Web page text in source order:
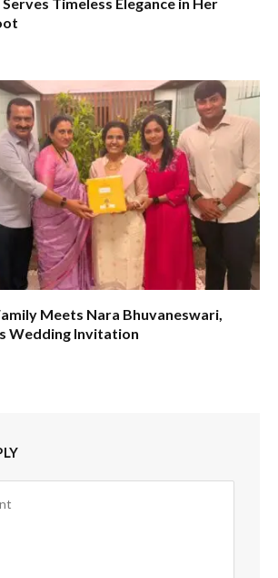
Meets Nara Bhuvaneswari,
Wedding Invitation